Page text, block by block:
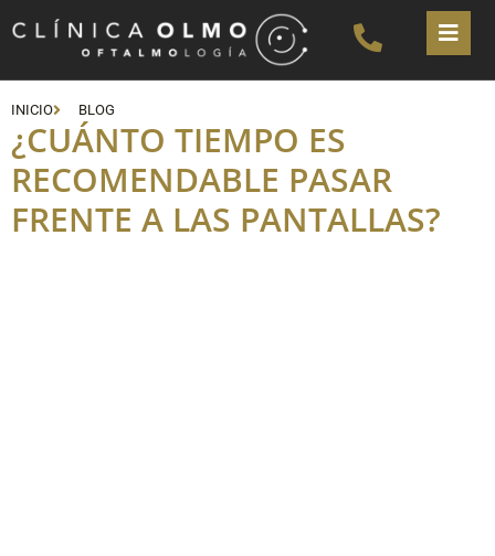
INICIO BLOG
¿CUÁNTO TIEMPO ES
RECOMENDABLE PASAR
FRENTE A LAS PANTALLAS?